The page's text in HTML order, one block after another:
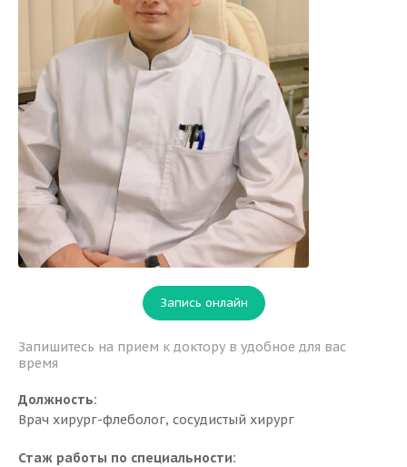
Должность:
Врач хирург-флеболог, сосудистый хирург
Стаж работы по специальности:
Запись онлайн
Запишитесь на прием к доктору в удобное для вас
время